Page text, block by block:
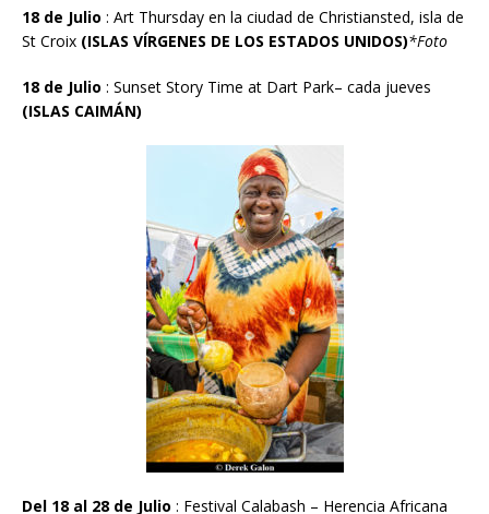
18 de Julio : Art Thursday en la ciudad de Christiansted, isla de
St Croix (ISLAS VÍRGENES DE LOS ESTADOS UNIDOS)*Foto
18 de Julio : Sunset Story Time at Dart Park– cada jueves
(ISLAS CAIMÁN)
Del 18 al 28 de Julio : Festival Calabash – Herencia Africana